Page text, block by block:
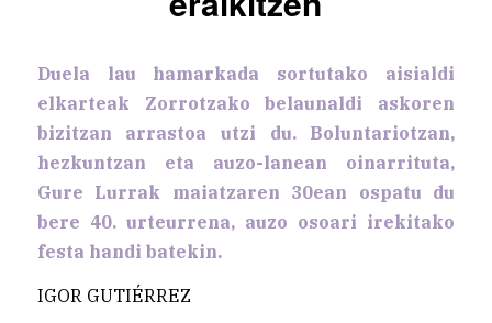
Duela lau hamarkada sortutako aisialdi
elkarteak Zorrotzako belaunaldi askoren
bizitzan arrastoa utzi du. Boluntariotzan,
hezkuntzan eta auzo-lanean oinarrituta,
Gure Lurrak maiatzaren 30ean ospatu du
bere 40. urteurrena, auzo osoari irekitako
festa handi batekin.
IGOR GUTIÉRREZ